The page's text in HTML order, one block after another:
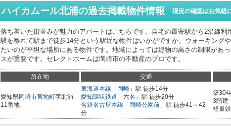
ハイカムール北浦の過去掲載物件情報 現況の確認はお気軽
落ち着いた街並みが魅力のアパートはこちらです。自宅の最寄駅から2沿線利
騒を離れて駅まで徒歩14分という駅近な物件はいかがですか。ウォーキング
たいのが平坦な場所にある物件です。地域によっては建物の高さの制限があ
スが重要です。セレクトホームは岡崎市の不動産のプロです。
所在地 交通
愛知県岡崎市宮地町字北浦
11番地
東海道本線 「 岡崎 」駅 徒歩14分
愛知環状鉄道 「 六名 」駅 徒歩20分
名鉄名古屋本線 「 岡崎公園前 」駅 徒歩41～42
分
築30
3階建
軽量